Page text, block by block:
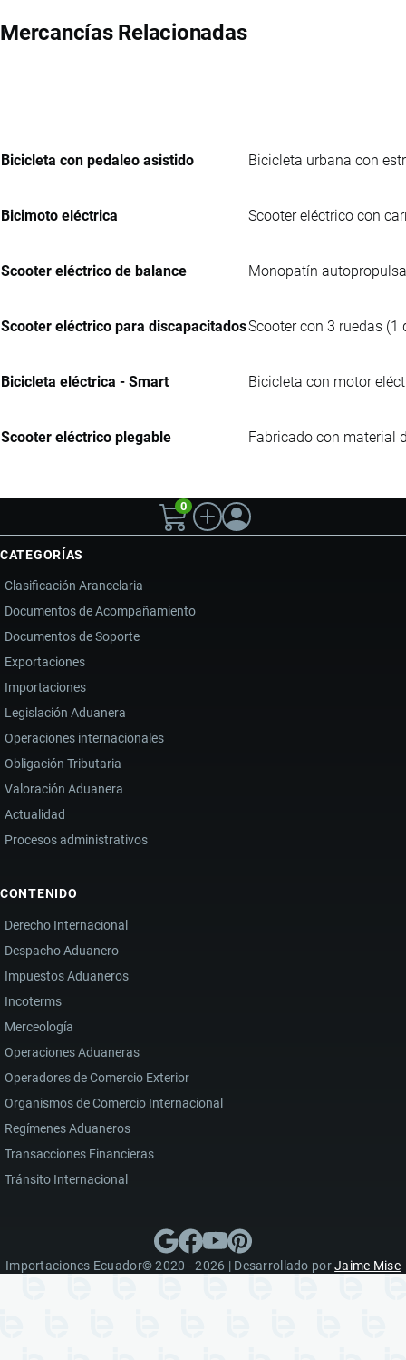
Mercancías Relacionadas
Bicicleta con pedaleo asistido Bicicleta urbana con
Bicimoto eléctrica Scooter eléctrico con
Scooter eléctrico de balance Monopatín
Scooter eléctrico para discapacitadosScooter con 3 ruedas (1
Bicicleta eléctrica - Smart Bicicleta con motor
Scooter eléctrico plegable Fabricado con material
0
CATEGORÍAS
Clasificación Arancelaria
Documentos de Acompañamiento
Documentos de Soporte
Exportaciones
Importaciones
Legislación Aduanera
Operaciones internacionales
Obligación Tributaria
Valoración Aduanera
Actualidad
Procesos administrativos
CONTENIDO
Derecho Internacional
Despacho Aduanero
Impuestos Aduaneros
Incoterms
Merceología
Operaciones Aduaneras
Operadores de Comercio Exterior
Organismos de Comercio Internacional
Regímenes Aduaneros
Transacciones Financieras
Tránsito Internacional
Importaciones Ecuador© 2020 - 2026 | Desarrollado porJaime Mise